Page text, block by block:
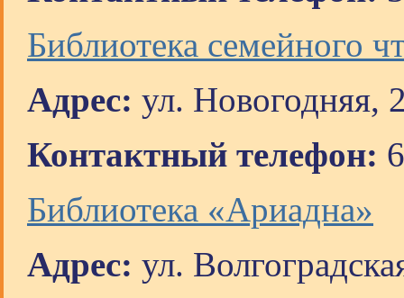
Библиотека семейного
Адрес: ул. Новогодняя,
Контактный телефон:
Библиотека «Ариадна»
Адрес: ул.